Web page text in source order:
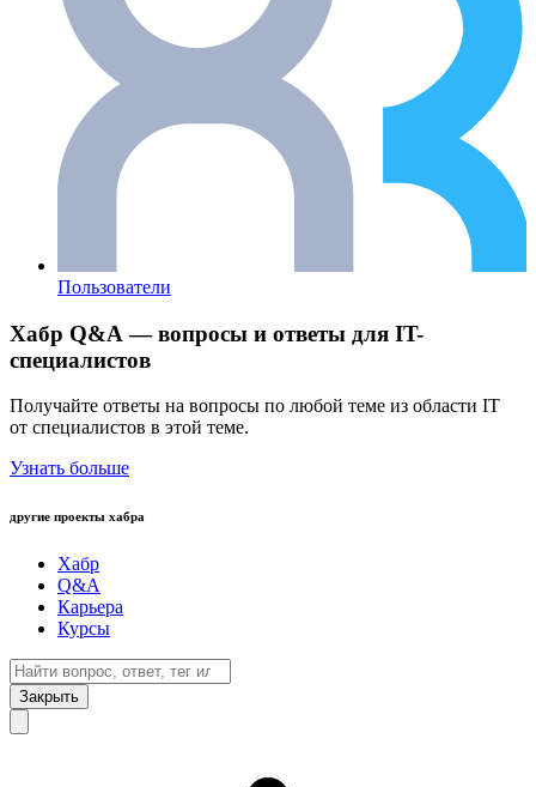
Пользователи
Хабр Q&A — вопросы и ответы для IT-
специалистов
Получайте ответы на вопросы по любой теме из области IT
от специалистов в этой теме.
Узнать больше
другие проекты хабра
Хабр
Q&A
Карьера
Курсы
Закрыть